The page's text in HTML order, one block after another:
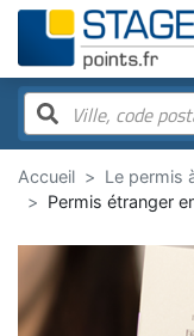
Accueil Le permis
Permis étranger